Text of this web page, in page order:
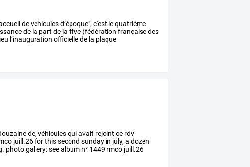
devéhiculesd’époque", c'est lequatrième
de la part de la ffve (fédération françaisedes
lieu l’inauguration officiellede la plaque
de, véhicules qui avait rejoint ce rdv
juill.26 for this second sunday in july, a dozen
gallery: see album n° 1449 rmco juill.26